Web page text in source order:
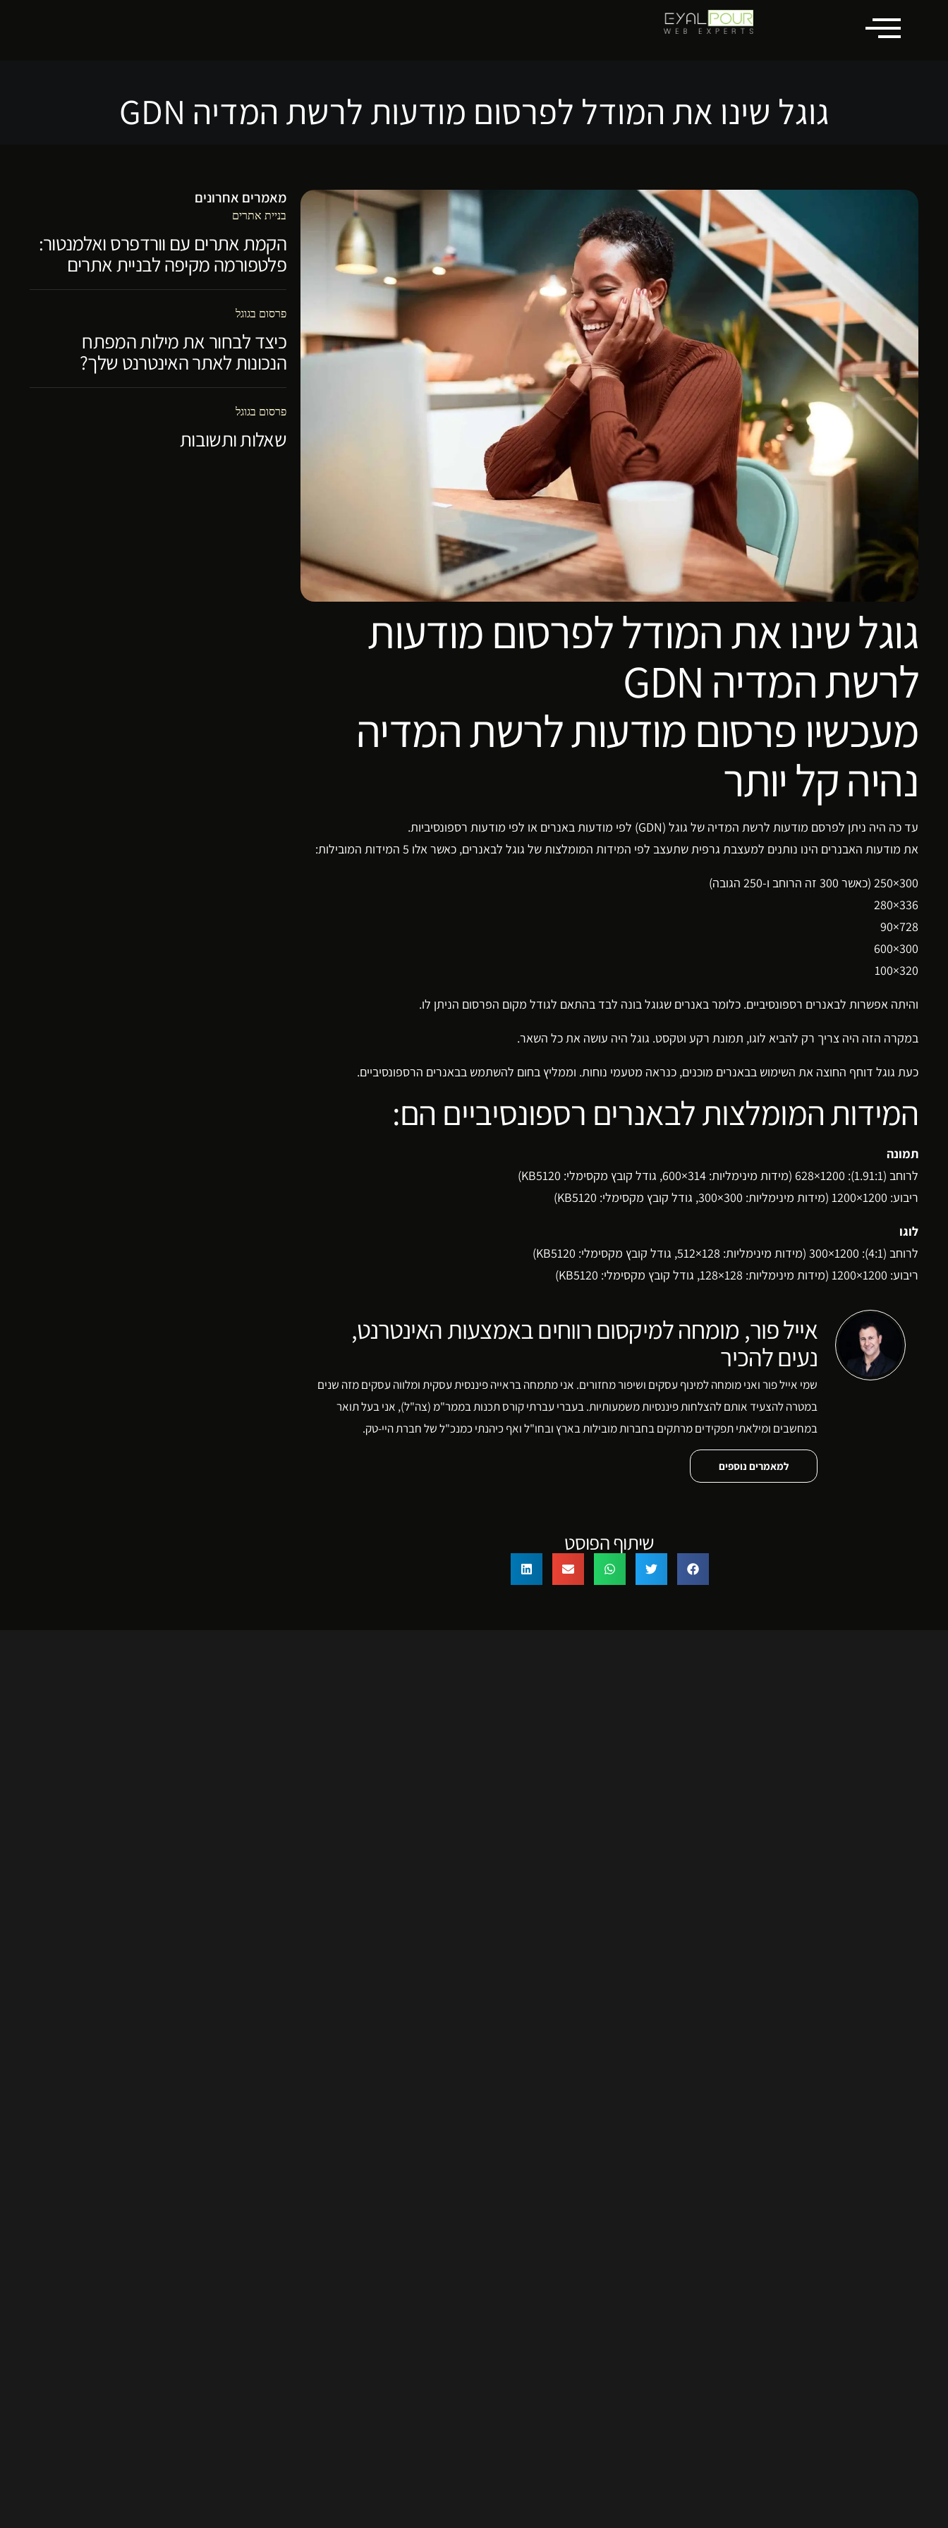
גוגל שינו את המודל לפרסום מודעות לרשת המדיה GDN
גוגל שינו את המודל לפרסום מודעות
לרשת המדיה GDN
מעכשיו פרסום מודעות לרשת המדיה
נהיה קל יותר
עד כה היה ניתן לפרסם מודעות לרשת המדיה של גוגל (GDN) לפי מודעות באנרים או לפי מודעות רספונסיביות.
את מודעות האבנרים הינו נותנים למעצבת גרפית שתעצב לפי המידות המומלצות של גוגל לבאנרים, כאשר אלו 5 המידות המובילות:
300×250 (כאשר 300 זה הרוחב ו-250 הגובה)
336×280
728×90
300×600
320×100
והיתה אפשרות לבאנרים רספונסיביים. כלומר באנרים שגוגל בונה לבד בהתאם לגודל מקום הפרסום הניתן לו.
במקרה הזה היה צריך רק להביא לוגו, תמונת רקע וטקסט. גוגל היה עושה את כל השאר.
כעת גוגל דוחף החוצה את השימוש בבאנרים מוכנים, כנראה מטעמי נוחות. וממליץ בחום להשתמש בבאנרים הרספונסיביים.
המידות המומלצות לבאנרים רספונסיביים הם:
תמונה
לרוחב (1.91:1): 1200×628 (מידות מינימליות: ‎600×314‎, גודל קובץ מקסימלי: KB5120)
ריבוע: 1200×1200 (מידות מינימליות: ‎300×300‎, גודל קובץ מקסימלי: KB5120)
לוגו
לרוחב (4:1): 1200×300 (מידות מינימליות: ‎512×128‎, גודל קובץ מקסימלי: KB5120)
ריבוע: 1200×1200 (מידות מינימליות: ‎128×128‎, גודל קובץ מקסימלי: KB5120)
אייל פור, מומחה למיקסום רווחים באמצעות האינטרנט,
נעים להכיר
שמי אייל פור ואני מומחה למינוף עסקים ושיפור מחזורים. אני מתמחה בראייה פיננסית עסקית ומלווה עסקים מזה שנים
במטרה להצעיד אותם להצלחות פיננסיות משמעותיות. בעברי עברתי קורס תכנות בממר"מ (צה"ל), אני בעל תואר
במחשבים ומילאתי תפקידים מרתקים בחברות מובילות בארץ ובחו"ל ואף כיהנתי כמנכ"ל של חברת היי-טק.
למאמרים נוספים
שיתוף הפוסט
מאמרים אחרונים
בניית אתרים
הקמת אתרים עם וורדפרס ואלמנטור:
פלטפורמה מקיפה לבניית אתרים
פרסום בגוגל
כיצד לבחור את מילות המפתח
הנכונות לאתר האינטרנט שלך?
פרסום בגוגל
שאלות ותשובות